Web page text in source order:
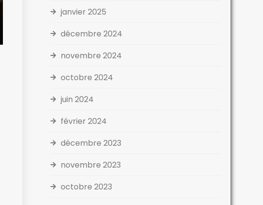
janvier 2025
décembre 2024
novembre 2024
octobre 2024
juin 2024
février 2024
décembre 2023
novembre 2023
octobre 2023